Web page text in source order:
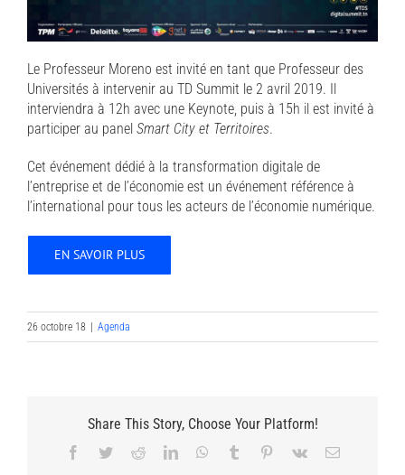
Le Professeur Moreno est invité en tant que Professeur des
Universités à intervenir au TD Summit le 2 avril 2019. Il
interviendra à 12h avec une Keynote, puis à 15h il est invité à
participer au panel Smart City et Territoires.
Cet événement dédié à la transformation digitale de
l’entreprise et de l’économie est un événement référence à
l’international pour tous les acteurs de l’économie numérique.
EN SAVOIR PLUS
26 octobre 18 | Agenda
Share This Story, Choose Your Platform!
Facebook
TwitterRedditLinkedInWhatsApp
Tumblr Pinterest
Vk Email